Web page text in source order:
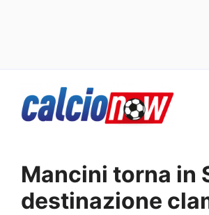
Mancini torna in
destinazione